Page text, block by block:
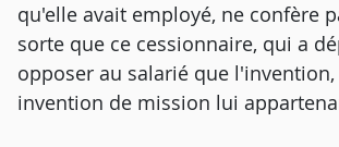
qu'elle avait employé, ne confère
sorte que ce cessionnaire, qui a
opposer au salarié que
invention de mission lui